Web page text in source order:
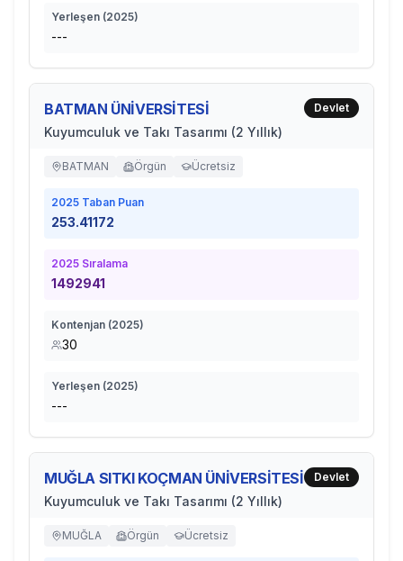
Yerleşen (2025)
---
BATMAN ÜNİVERSİTESİ
Kuyumculuk ve Takı Tasarımı (2 Yıllık)
Devlet
BATMAN Örgün Ücretsiz
2025 Taban Puan
253.41172
2025 Sıralama
1492941
Kontenjan (2025)
30
Yerleşen (2025)
---
MUĞLA SITKI KOÇMAN ÜNİVERSİTESİ
Kuyumculuk ve Takı Tasarımı (2 Yıllık)
Devlet
MUĞLA Örgün Ücretsiz